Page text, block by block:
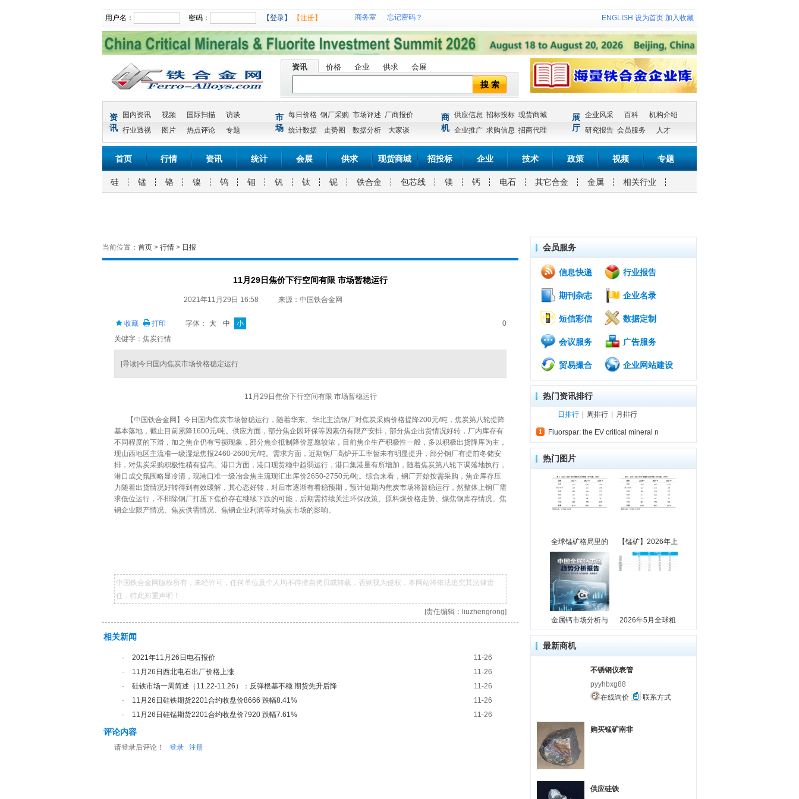
用户名： 密码： 【登录】 【注册】 商务室 忘记密码？ ENGLISH 设为首页 加入收藏
资讯 价格 企业 供求 会展
搜 索
资
讯
国内资讯 视频 国际扫描
访谈
行业透视
图片 热点评论 专题
市
场
每日价格 钢厂采购 市场评述 厂商报价
统计数据
走势图 数据分析 大家谈
商
机
供应信息 招标投标 现货商城
企业推广 求购信息 招商代理
展
厅
企业风采 百科
机构介绍
研究报告 会员服务 人才
首页 行情 资讯 统计 会展 供求 现货商城 招投标 企业 技术 政策 视频 专题
硅 锰 铬 镍 钨 钼 钒 钛 铌 铁合金 包芯线 镁 钙 电石 其它合金 金属 相关行业
当前位置： 首页 > 行情 > 日报
11月29日焦价下行空间有限 市场暂稳运行
2021年11月29日 16:58 来源：中国铁合金网
收藏 打印 字体： 大 中 小
0
关键字：焦炭行情
[导读]今日国内焦炭市场价格稳定运行
11月29日焦价下行空间有限 市场暂稳运行
【中国铁合金网】今日国内焦炭市场暂稳运行，随着华东、华北主流钢厂对焦炭采购价格提降200元/吨，焦炭第八轮提降
基本落地，截止目前累降1600元/吨。供应方面，部分焦企因环保等因素仍有限产安排，部分焦企出货情况好转，厂内库存有
不同程度的下滑，加之焦企仍有亏损现象，部分焦企抵制降价意愿较浓，目前焦企生产积极性一般，多以积极出货降库为主，
现山西地区主流准一级湿熄焦报2460-2600元/吨。需求方面，近期钢厂高炉开工率暂未有明显提升，部分钢厂有提前冬储安
排，对焦炭采购积极性稍有提高。港口方面，港口现货稳中趋弱运行，港口集港量有所增加，随着焦炭第八轮下调落地执行，
港口成交氛围略显冷清，现港口准一级冶金焦主流现汇出库价2650-2750元/吨。综合来看，钢厂开始按需采购，焦企库存压
力随着出货情况好转得到有效缓解，其心态好转，对后市逐渐有看稳预期，预计短期内焦炭市场将暂稳运行，然整体上钢厂需
求低位运行，不排除钢厂打压下焦价存在继续下跌的可能，后期需持续关注环保政策、原料煤价格走势、煤焦钢库存情况、焦
钢企业限产情况、焦炭供需情况、焦钢企业利润等对焦炭市场的影响。
中国铁合金网版权所有，未经许可，任何单位及个人均不得擅自拷贝或转载，否则视为侵权，本网站将依法追究其法律责
任，特此郑重声明！
[责任编辑：liuzhengrong]
相关新闻
· 2021年11月26日电石报价
11-26
·
11月26日西北电石出厂价格上涨
11-26
·
硅铁市场一周简述（11.22-11.26）：反弹根基不稳 期货先升后降
11-26
·
11月26日硅铁期货2201合约收盘价8666 跌幅8.41%
11-26
·
11月26日硅锰期货2201合约收盘价7920 跌幅7.61% 11-26
评论内容
请登录后评论！ 登录 注册
会员服务
信息快递 行业报告
期刊杂志 企业名录
短信彩信 数据定制
会议服务 广告服务
贸易撮合 企业网站建设
热门资讯排行
日排行 周排行 月排行
Fluorspar: the EV critical mineral n
热门图片
全球锰矿格局里的 【锰矿】2026年上
金属钙市场分析与 2026年5月全球粗
最新商机
不锈钢仪表管
pyyhbxg88
在线询价
联系方式
购买锰矿南非
供应硅铁